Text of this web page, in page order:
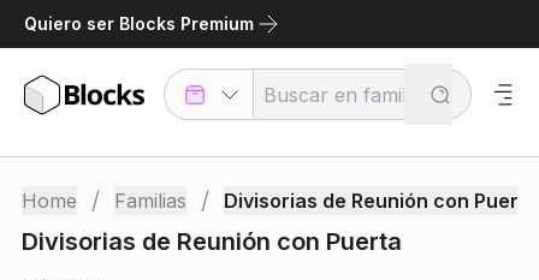
Quiero ser Blocks Premium
Home / Familias / Divisorias de Reunión con Puerta
Divisorias de Reunión con Puerta